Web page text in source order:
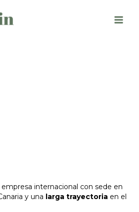
internacional con sede en
y una larga trayectoria en el